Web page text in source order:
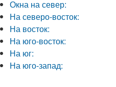
Окна на север:
На северо-восток:
На восток:
На юго-восток:
На юг:
На юго-запад: